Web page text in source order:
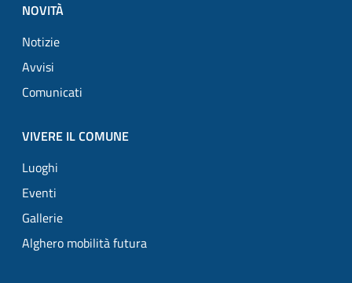
NOVITÀ
Notizie
Avvisi
Comunicati
VIVERE IL COMUNE
Luoghi
Eventi
Gallerie
Alghero mobilità futura